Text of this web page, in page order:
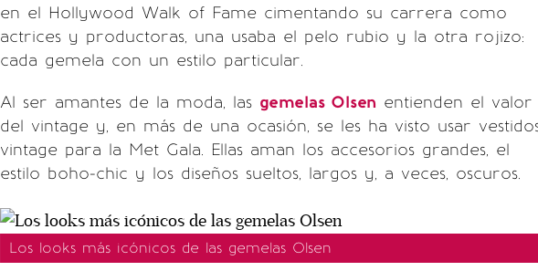
en el Hollywood Walk of Fame cimentando su carrera como
actrices y productoras, una usaba el pelo rubio y la otra rojizo:
cada gemela con un estilo particular.
Al ser amantes de la moda, las gemelas Olsen entienden el valor
del vintage y, en más de una ocasión, se les ha visto usar
vintage para la Met Gala. Ellas aman los accesorios grandes, el
estilo boho-chic y los diseños sueltos, largos y, a veces, oscuros.
Los looks más icónicos de las gemelas Olsen